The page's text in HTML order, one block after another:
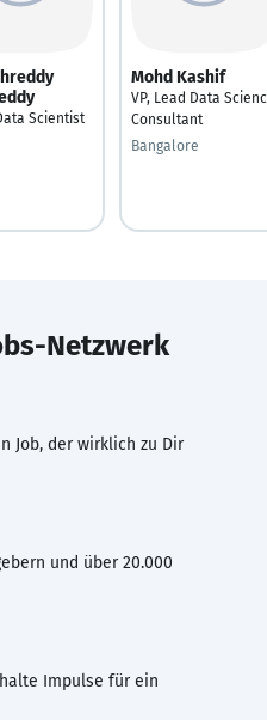
Scientist
Mohd Kashif
VP, Lead Data
Consultant
Bangalore
Netzwerk
Job, der wirklich zu Dir
und über 20.000
Impulse für ein